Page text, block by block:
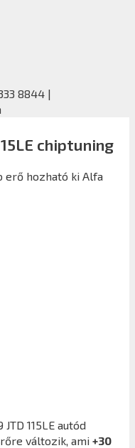
8844 |
chiptuning
erő hozható ki Alfa
115LE autód
változik, ami +30